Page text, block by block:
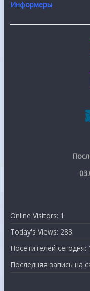
Информеры
Online Visitors: 1
Today's Views: 283
Посетителей сегодня:
Последняя запись на